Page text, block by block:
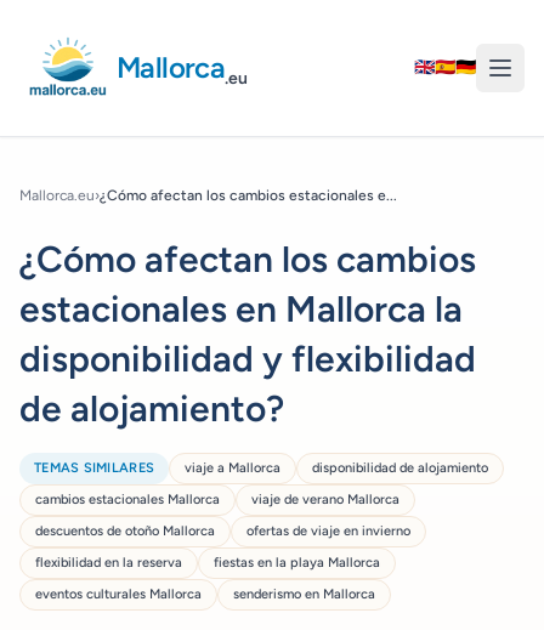
Mallorca.eu
🇬🇧🇪🇸🇩🇪
Mallorca.eu›¿Cómo afectan los cambios estacionales e...
¿Cómo afectan los cambios
estacionales en Mallorca la
disponibilidad y flexibilidad
de alojamiento?
TEMAS SIMILARES viaje a Mallorca
disponibilidad de alojamiento
cambios estacionales Mallorca
viaje de verano Mallorca
descuentos de otoño Mallorca
ofertas de viaje en invierno
flexibilidad en la reserva
fiestas en la playa Mallorca
eventos culturales Mallorca
senderismo en Mallorca